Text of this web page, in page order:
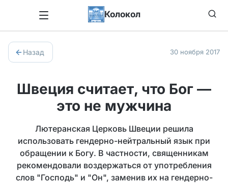
Колокол
Назад 30 ноября 2017
Швеция считает, что Бог —
это не мужчина
Лютеранская Церковь Швеции решила
использовать гендерно-нейтральный язык при
обращении к Богу. В частности, священникам
рекомендовали воздержаться от употребления
слов "Господь" и "Он", заменив их на гендерно-